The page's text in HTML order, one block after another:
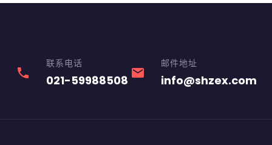
phone
联系电话
021-59988508 email
邮件地址
info@shzex.com